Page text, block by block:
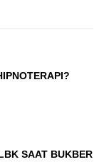
SAAT BUKBER